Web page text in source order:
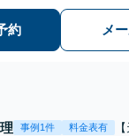
ください。
頼者様が安心
約 メ
事例1件 料金表有